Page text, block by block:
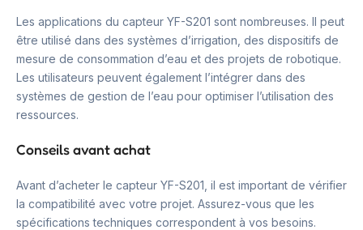
Les applications du capteur YF-S201 sont nombreuses. Il peut
être utilisé dans des systèmes d’irrigation, des dispositifs de
mesure de consommation d’eau et des projets de robotique.
Les utilisateurs peuvent également l’intégrer dans des
systèmes de gestion de l’eau pour optimiser l’utilisation des
ressources.
Conseils avant achat
Avant d’acheter le capteur YF-S201, il est important de vérifier
la compatibilité avec votre projet. Assurez-vous que les
spécifications techniques correspondent à vos besoins.